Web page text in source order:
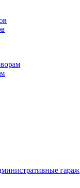
гараж